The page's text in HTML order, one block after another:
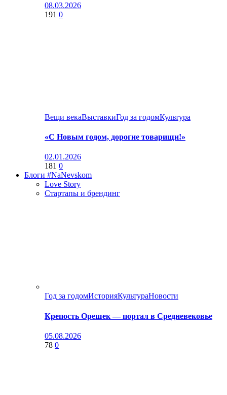
08.03.2026
191 0
Вещи векаВыставкиГод за годомКультура
«С Новым годом, дорогие товарищи!»
02.01.2026
181 0
Блоги #NaNevskom
Love Story
Стартапы и брендинг
Год за годомИсторияКультураНовости
Крепость Орешек — портал в Средневековье
05.08.2026
78 0